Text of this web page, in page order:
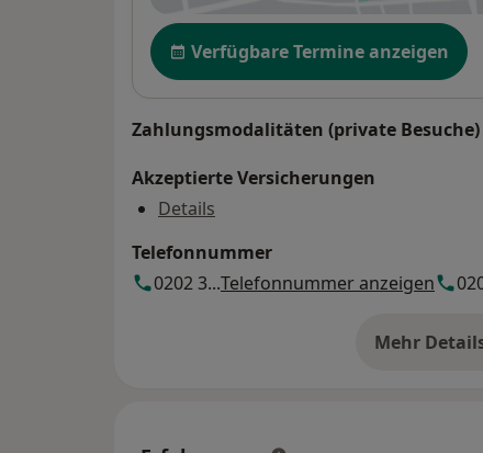
Verfügbarkeit
Verfügbare Termine anzeigen
Zahlungsmodalitäten (private Besuche)
Akzeptierte Versicherungen
Details
Telefonnummer
0202 3...Telefonnummer anzeigen
Mehr